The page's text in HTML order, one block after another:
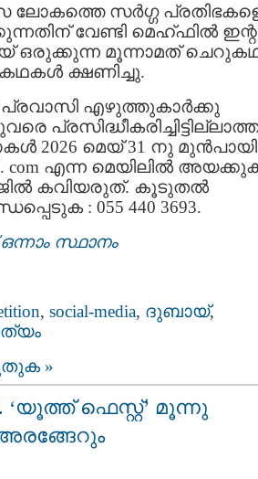
ലോകത്തെ സർഗ്ഗ
വേണ്ടി മെഹ്ഫിൽ
മൂന്നാമത്
ക്ഷണിച്ചു.
എഴുത്തുകാർക്കു
പ്രസിദ്ധീകരിച്ചിട്ടില്ലാത്ത
2026 മെയ്‌ 31 നു മുൻപായി
com എന്ന മെയിലിൽ
കവിയരുത്. കൂടുതൽ
: 055 440 3693.
സ്ഥാനം
, social-media, ദുബായ്‌,
»
ഫെസ്റ്റ്’ മൂന്നു